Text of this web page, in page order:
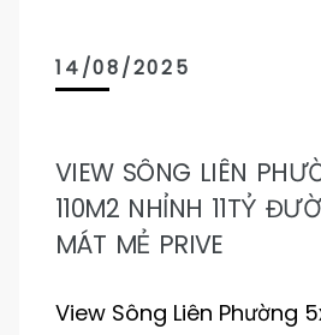
14/08/2025
VIEW SÔNG LIÊN
110M2 NHỈNH 11TỶ
MÁT MẺ PRIVE
View Sông Liên Phường